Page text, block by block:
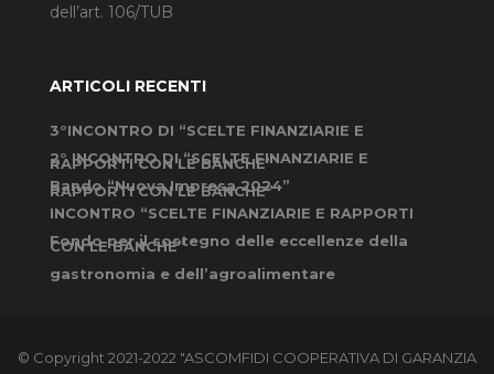
dell’art. 106/TUB
ARTICOLI RECENTI
3°INCONTRO DI “SCELTE FINANZIARIE E
RAPPORTI CON LE BANCHE”
2° INCONTRO DI “SCELTE FINANZIARIE E
RAPPORTI CON LE BANCHE”
Bando “Nuova Impresa 2024”
INCONTRO “SCELTE FINANZIARIE E RAPPORTI
CON LE BANCHE”
Fondo per il sostegno delle eccellenze della
gastronomia e dell’agroalimentare
© Copyright 2021-2022 "ASCOMFIDI COOPERATIVA DI GARANZIA